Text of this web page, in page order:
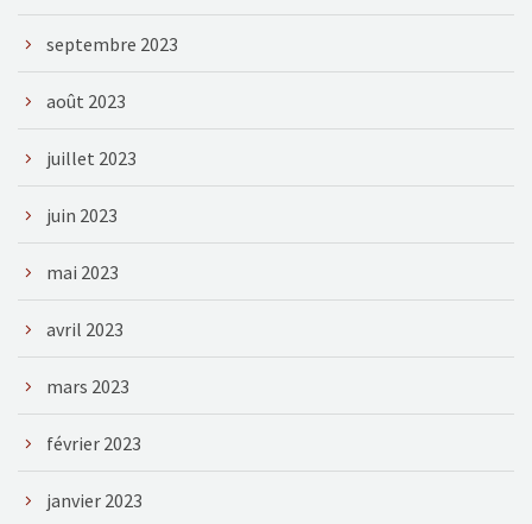
septembre 2023
août 2023
juillet 2023
juin 2023
mai 2023
avril 2023
mars 2023
février 2023
janvier 2023